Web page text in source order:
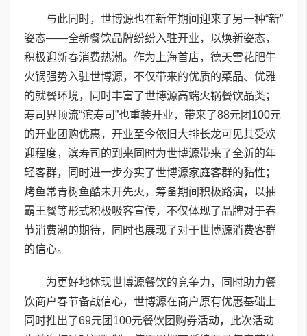
与此同时，世博源也在新年期间迎来了另一种“新”
姿态——全新餐饮品牌纷纷入驻开业，以焕新姿态，
积极迎新春消费热潮。作为上海首店，德天雪花肥牛
火锅强势入驻世博源，不仅带来的优质的菜品、优雅
的就餐环境，同时丰富了世博源高端火锅餐饮品类；
寿司界顶流“滨寿司”也重装开业，带来了88元团100元
的开业团购优惠，开业至今依旧大排长龙可见其受欢
迎程度，滨寿司的到来同时为世博源带来了全新的年
轻客群，同时进一步夯实了世博源家庭客群的黏性；
烤鱼常青树鱼酷未开先火，筹备期间积极路演，以抽
霸王餐等形式积极吸客宣传，不仅体现了品牌对于春
节消费潮的期待，同时也展现了对于世博源消费客群
的信心。
为更好地体现世博源餐饮的竞争力，同时助力餐
饮商户春节备战信心，世博源在商户原有优惠基础上
同时推出了69元团100元餐饮团购券活动，此次活动